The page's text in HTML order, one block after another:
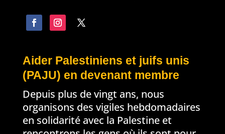
Aider Palestiniens et juifs unis
(PAJU) en devenant membre
Depuis plus de vingt ans, nous
organisons des vigiles hebdomadaires
en solidarité avec la Palestine et